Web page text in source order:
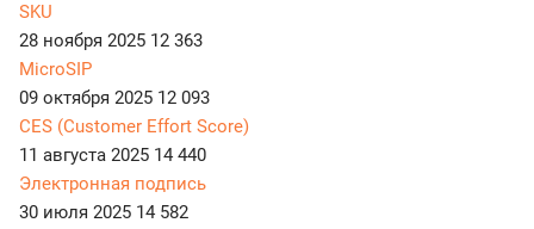
SKU
28 ноября 2025 12 363
MicroSIP
09 октября 2025 12 093
CES (Customer Effort Score)
11 августа 2025 14 440
Электронная подпись
30 июля 2025 14 582